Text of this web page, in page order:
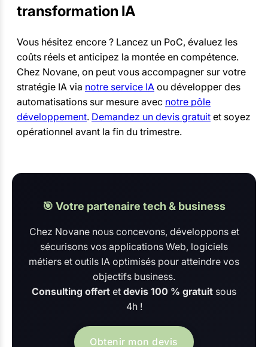
transformation IA
Vous hésitez encore ? Lancez un PoC, évaluez les
coûts réels et anticipez la montée en compétence.
Chez Novane, on peut vous accompagner sur votre
stratégie IA via notre service IA ou développer des
automatisations sur mesure avec notre pôle
développement. Demandez un devis gratuit et soyez
opérationnel avant la fin du trimestre.
🎯 Votre partenaire tech & business
Chez Novane nous concevons, développons et
sécurisons vos applications Web, logiciels
métiers et outils IA optimisés pour atteindre vos
objectifs business.
Consulting offert et devis 100 % gratuit sous
4h !
Obtenir mon devis